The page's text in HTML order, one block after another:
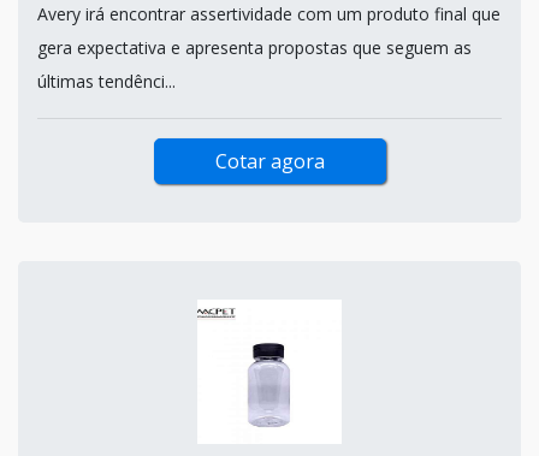
Avery irá encontrar assertividade com um produto final que
gera expectativa e apresenta propostas que seguem as
últimas tendênci...
Cotar agora